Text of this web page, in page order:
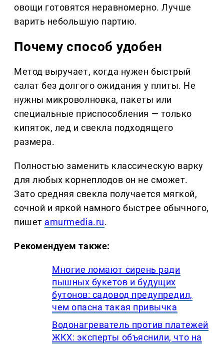
овощи готовятся неравномерно. Лучше
варить небольшую партию.
Почему способ удобен
Метод выручает, когда нужен быстрый
салат без долгого ожидания у плиты. Не
нужны микроволновка, пакеты или
специальные приспособления — только
кипяток, лед и свекла подходящего
размера.
Полностью заменить классическую варку
для любых корнеплодов он не сможет.
Зато средняя свекла получается мягкой,
сочной и яркой намного быстрее обычного,
пишет amurmedia.ru.
Рекомендуем также:
Многие ломают сирень ради
пышных букетов и будущих
бутонов: садовод предупредил,
чем опасна такая привычка
Водонагреватель против платежей
ЖКХ: эксперты объяснили, что на